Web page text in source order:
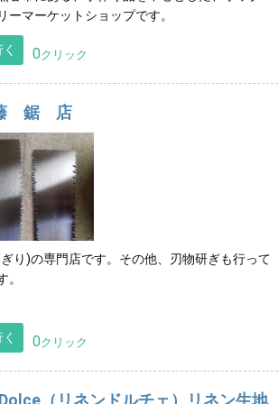
ーマーケットショップです。
0クリック
鋸 店
り)の専門店です。その他、刃物研ぎも行って
。
0クリック